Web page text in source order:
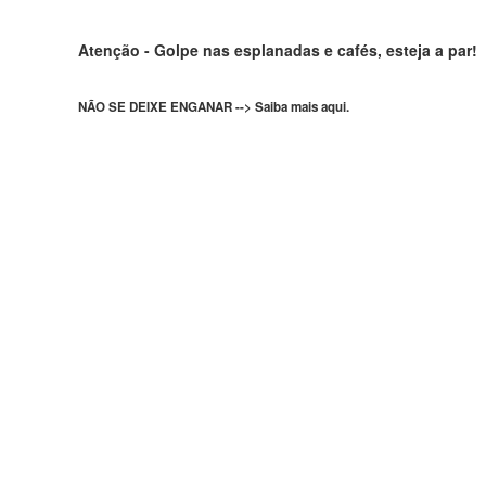
Atenção - Golpe nas esplanadas e cafés, esteja a par!
NÃO SE DEIXE ENGANAR --> Saiba mais aqui.